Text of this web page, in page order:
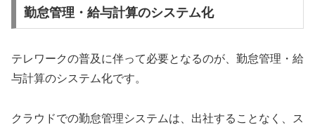
勤怠管理・給与計算のシステム化
テレワークの普及に伴って必要となるのが、勤怠管理・給
与計算のシステム化です。
クラウドでの勤怠管理システムは、出社することなく、ス